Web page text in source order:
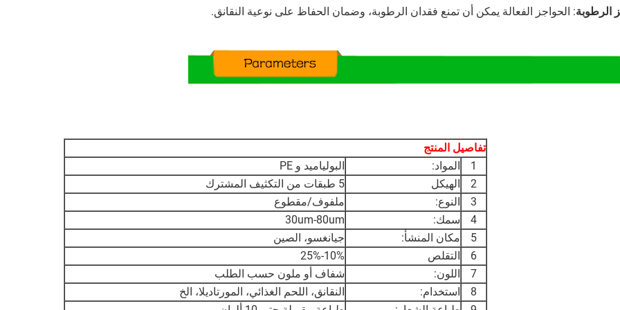
الرطوبة: الحواجز الفعالة يمكن أن تمنع فقدان الرطوبة، وضمان الحفاظ على نوعية النقانق.
تفاصيل المنتج
1
المواد:
البولياميد و PE
2
الهيكل
5 طبقات من التكثيف المشترك
3
النوع:
ملفوف/مقطوع
4
سمك:
30um-80um
5
مكان المنشأ:
جيانغسو، الصين
6
التقلص
10%-25%
7
اللون:
شفاف أو ملون حسب الطلب
8
استخدام:
النقانق، اللحم الغذائي، المورتاديلا، الخ